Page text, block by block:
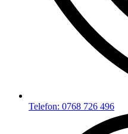
Telefon: 0768 726 496